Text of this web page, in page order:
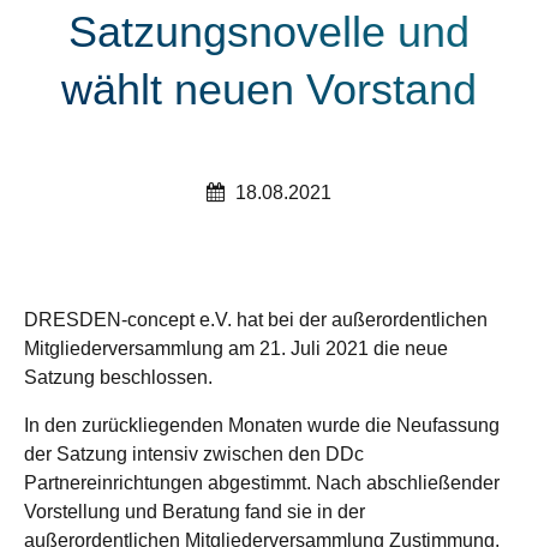
Satzungsnovelle und
wählt neuen Vorstand
18.08.2021
DRESDEN-concept e.V. hat bei der außerordentlichen
Mitgliederversammlung am 21. Juli 2021 die neue
Satzung beschlossen.
In den zurückliegenden Monaten wurde die Neufassung
der Satzung intensiv zwischen den DDc
Partnereinrichtungen abgestimmt. Nach abschließender
Vorstellung und Beratung fand sie in der
außerordentlichen Mitgliederversammlung Zustimmung.